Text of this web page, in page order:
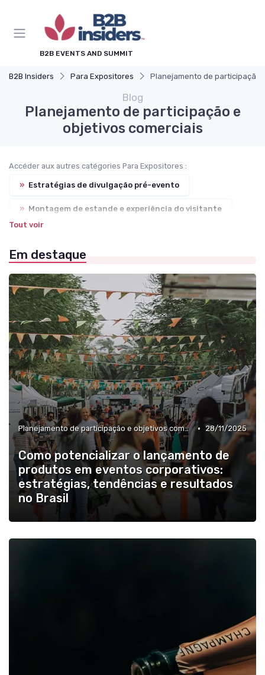
B2B EVENTS AND SUMMIT
B2B Insiders Para Expositores Planejamento de participação
Blog
Planejamento de participação e
objetivos comerciais
Accéder aux autres catégories Para Expositores :
» Estratégias de divulgação pré-evento
» Montagem de estande e experiência do visitante
» Logística, transporte de materiais e equipe
» Cálculo de ROI e follow-up pós-evento
Tout voir
Em destaque
Planejamento de participação e objetivos comerciais • 28/11/2025
Como potencializar o lançamento de
produtos em eventos corporativos:
estratégias, tendências e resultados
no Brasil